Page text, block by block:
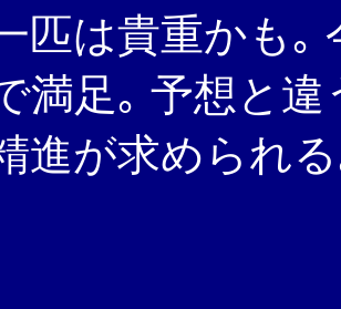
匹は貴重かも｡
満足｡ 予想と
進が求められ